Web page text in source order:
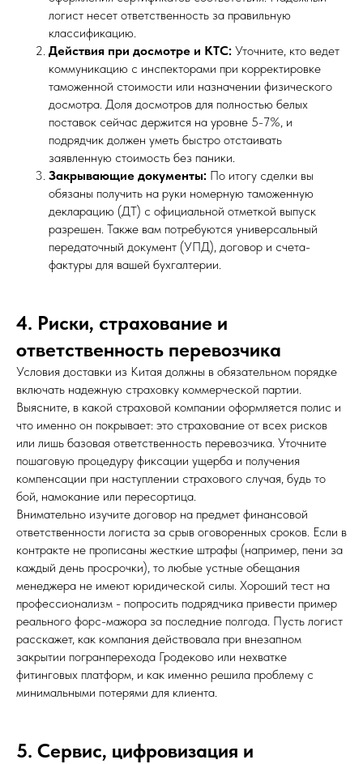
логист несет ответственность за правильную
классификацию.
Действия при досмотре и КТС: Уточните, кто ведет
коммуникацию с инспекторами при корректировке
таможенной стоимости или назначении физического
досмотра. Доля досмотров для полностью белых
поставок сейчас держится на уровне 5-7%, и
подрядчик должен уметь быстро отстаивать
заявленную стоимость без паники.
Закрывающие документы: По итогу сделки вы
обязаны получить на руки номерную таможенную
декларацию (ДТ) с официальной отметкой выпуск
разрешен. Также вам потребуются универсальный
передаточный документ (УПД), договор и счета-
фактуры для вашей бухгалтерии.
4. Риски, страхование и
ответственность перевозчика
Условия доставки из Китая должны в обязательном порядке
включать надежную страховку коммерческой партии.
Выясните, в какой страховой компании оформляется полис и
что именно он покрывает: это страхование от всех рисков
или лишь базовая ответственность перевозчика. Уточните
пошаговую процедуру фиксации ущерба и получения
компенсации при наступлении страхового случая, будь то
бой, намокание или пересортица.
Внимательно изучите договор на предмет финансовой
ответственности логиста за срыв оговоренных сроков. Если в
контракте не прописаны жесткие штрафы (например, пени за
каждый день просрочки), то любые устные обещания
менеджера не имеют юридической силы. Хороший тест на
профессионализм - попросить подрядчика привести пример
реального форс-мажора за последние полгода. Пусть логист
расскажет, как компания действовала при внезапном
закрытии погранперехода Гродеково или нехватке
фитинговых платформ, и как именно решила проблему с
минимальными потерями для клиента.
5. Сервис, цифровизация и